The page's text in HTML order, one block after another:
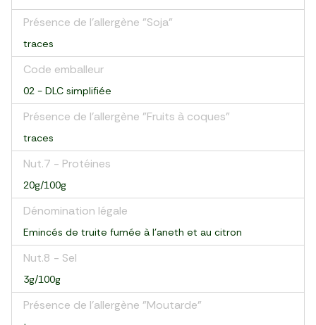
Présence de l'allergène "Soja"
traces
Code emballeur
02 - DLC simplifiée
Présence de l'allergène "Fruits à coques"
traces
Nut.7 - Protéines
20g/100g
Dénomination légale
Emincés de truite fumée à l'aneth et au citron
Nut.8 - Sel
3g/100g
Présence de l'allergène "Moutarde"